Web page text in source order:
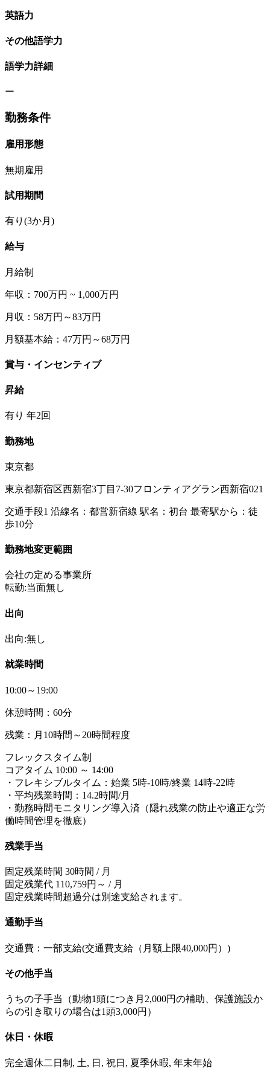
英語力
その他語学力
語学力詳細
ー
勤務条件
雇用形態
無期雇用
試用期間
有り(3か月)
給与
月給制
年収：700万円 ~ 1,000万円
月収：58万円～83万円
月額基本給：47万円～68万円
賞与・インセンティブ
昇給
有り 年2回
勤務地
東京都
東京都新宿区西新宿3丁目7-30フロンティアグラン西新宿021
交通手段1 沿線名：都営新宿線 駅名：初台 最寄駅から：徒
歩10分
勤務地変更範囲
会社の定める事業所
転勤:当面無し
出向
出向:無し
就業時間
10:00～19:00
休憩時間：60分
残業：月10時間～20時間程度
フレックスタイム制
コアタイム 10:00 ～ 14:00
・フレキシブルタイム：始業 5時-10時/終業 14時-22時
・平均残業時間：14.2時間/月
・勤務時間モニタリング導入済（隠れ残業の防止や適正な労
働時間管理を徹底）
残業手当
固定残業時間 30時間 / 月
固定残業代 110,759円～ / 月
固定残業時間超過分は別途支給されます。
通勤手当
交通費：一部支給(交通費支給（月額上限40,000円）)
その他手当
うちの子手当（動物1頭につき月2,000円の補助、保護施設か
らの引き取りの場合は1頭3,000円）
休日・休暇
完全週休二日制, 土, 日, 祝日, 夏季休暇, 年末年始